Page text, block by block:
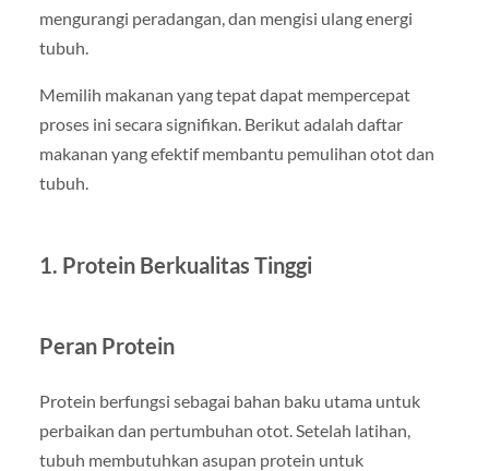
mengurangi peradangan, dan mengisi ulang energi
tubuh.
Memilih makanan yang tepat dapat mempercepat
proses ini secara signifikan. Berikut adalah daftar
makanan yang efektif membantu pemulihan otot dan
tubuh.
1. Protein Berkualitas Tinggi
Peran Protein
Protein berfungsi sebagai bahan baku utama untuk
perbaikan dan pertumbuhan otot. Setelah latihan,
tubuh membutuhkan asupan protein untuk